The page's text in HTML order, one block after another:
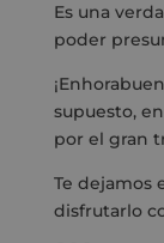
Es una
poder
supuesto,
por el gran
Te dejamos
disfrutarlo